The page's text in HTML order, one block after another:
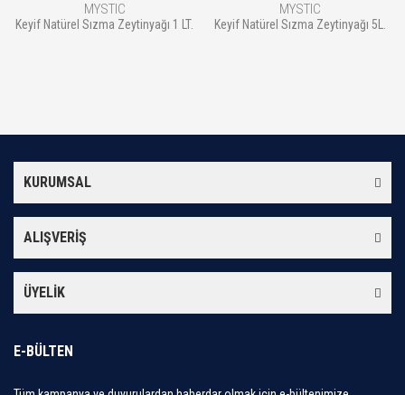
MYSTIC
Keyif Natürel Sızma Zeytinyağı 1 LT.
MYSTIC
Keyif Natürel Sızma Zeytinyağı 5L.
KURUMSAL
ALIŞVERİŞ
ÜYELİK
E-BÜLTEN